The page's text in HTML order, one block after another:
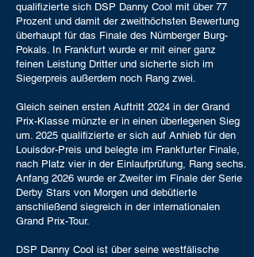
qualifizierte sich DSP Danny Cool mit über 77
Prozent und damit der zweithöchsten Bewertung
überhaupt für das Finale des Nürnberger Burg-
Pokals. In Frankfurt wurde er mit einer ganz
feinen Leistung Dritter und sicherte sich im
Siegerpreis außerdem noch Rang zwei.
Gleich seinen ersten Auftritt 2024 in der Grand
Prix-Klasse münzte er in einen überlegenen Sieg
um. 2025 qualifizierte er sich auf Anhieb für den
Louisdor-Preis und belegte im Frankfurter Finale,
nach Platz vier in der Einlaufprüfung, Rang sechs.
Anfang 2026 wurde er Zweiter im Finale der Serie
Derby Stars von Morgen und debütierte
anschließend siegreich in der internationalen
Grand Prix-Tour.
​DSP Danny Cool ist über seine westfälische